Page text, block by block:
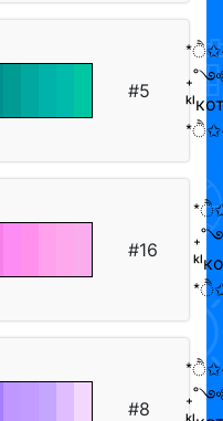
#5
#16
#8